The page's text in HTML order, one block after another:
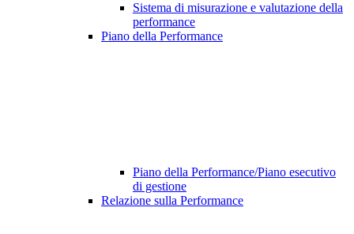
Sistema di misurazione e valutazione della
performance
Piano della Performance
Piano della Performance/Piano esecutivo
di gestione
Relazione sulla Performance